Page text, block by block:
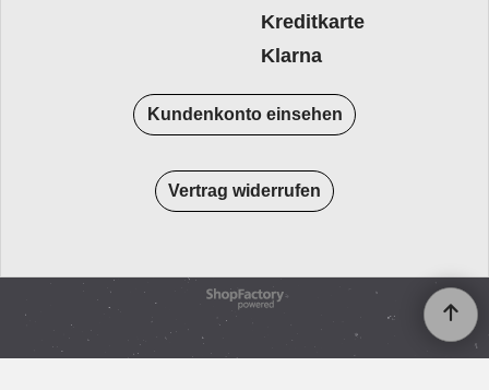
Kreditkarte
Klarna
Kundenkonto einsehen
Vertrag widerrufen
WebShop erstellt mit
ShopFactory Shop